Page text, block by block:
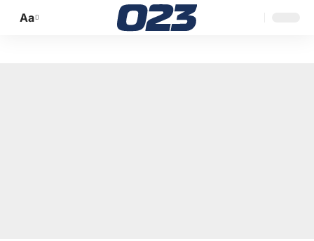
Promijeni
Aa